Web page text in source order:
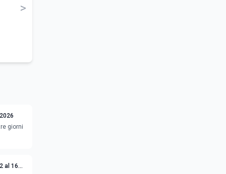
>
giorni
al 16